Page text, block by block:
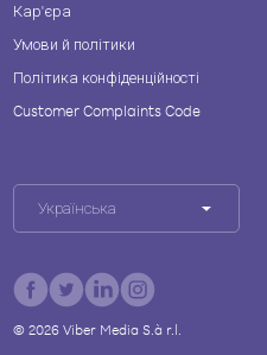
Кар'єра
Умови й політики
Політика конфіденційності
Customer Complaints Code
Українська
© 2026Viber Media S.à r.l.